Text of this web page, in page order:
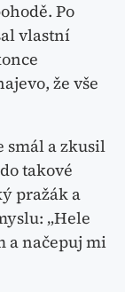
Po
vlastní
že vše
smál a zkusil
takové
pražák a
„Hele
a načepuj mi